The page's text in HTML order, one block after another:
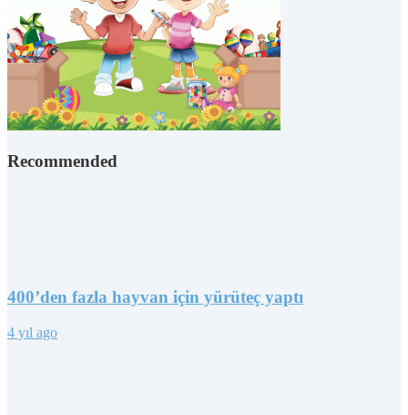
Recommended
400’den fazla hayvan için yürüteç yaptı
4 yıl ago